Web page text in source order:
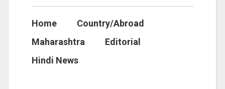
Home
Country/Abroad
Maharashtra
Editorial
Hindi News